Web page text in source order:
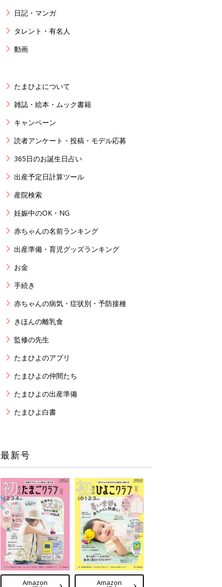
日記・マンガ
タレント・有名人
動画
たまひよについて
雑誌・絵本・ムック書籍
キャンペーン
読者アンケート・投稿・モデル応募
365日のお誕生日占い
出産予定日計算ツール
産院検索
妊娠中のOK・NG
赤ちゃんの名前ランキング
出産準備・育児グッズランキング
お金
手続き
赤ちゃんの病気・症状別・予防接種
きほんの離乳食
監修の先生
たまひよのアプリ
たまひよの仲間たち
たまひよの出産準備
たまひよ白書
最新号
Amazon Amazon